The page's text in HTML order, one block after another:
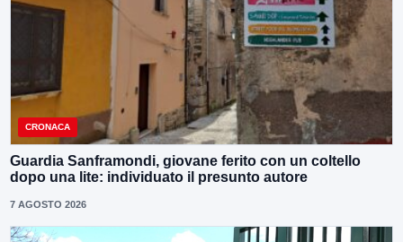
CRONACA
Guardia Sanframondi, giovane ferito con un coltello
dopo una lite: individuato il presunto autore
7 AGOSTO 2026